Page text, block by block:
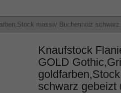
massiv Buchenholz schwarz
Knaufstock
GOLD
schwarz gebeizt